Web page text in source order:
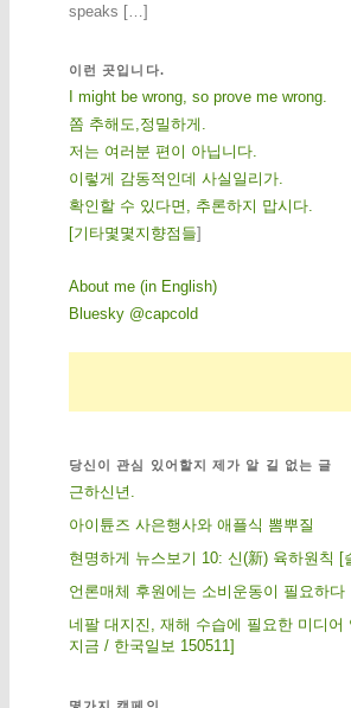
speaks […]
이런 곳입니다.
I might be wrong, so prove me wrong.
쫌 추해도,정밀하게.
저는 여러분 편이 아닙니다.
이렇게 감동적인데 사실일리가.
확인할 수 있다면, 추론하지 맙시다.
[기 타몇 몇 지 향점 들]
About me (in English)
Bluesky @capcold
당신이 관심 있어할지 제가 알 길 없는 글
근하신년.
아이튠즈 사은행사와 애플식 뽐뿌질
현명하게 뉴스보기 10: 신(新) 육하원칙 [
언론매체 후원에는 소비운동이 필요하다
네팔 대지진, 재해 수습에 필요한 미디어
지금 / 한국일보 150511]
몇가지 캠페인